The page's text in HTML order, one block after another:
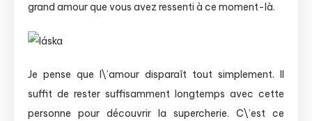
grand amour que vous avez ressenti à ce moment-là.
Je pense que l\’amour disparaît tout simplement. Il
suffit de rester suffisamment longtemps avec cette
personne pour découvrir la supercherie. C\’est ce